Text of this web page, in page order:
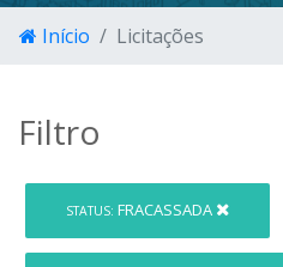
Início Licitações
Filtro
STATUS: FRACASSADA